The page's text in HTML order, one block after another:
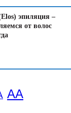
эпиляция –
от волос
АА